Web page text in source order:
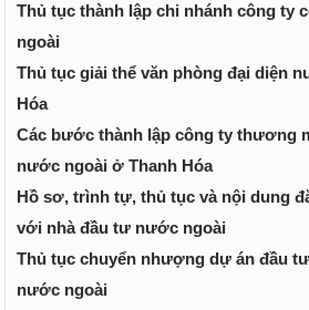
Thủ tục thành lập chi nhánh công ty
ngoài
Thủ tục giải thể văn phòng đại diện
Hóa
Các bước thành lập công ty thương
nước ngoài ở Thanh Hóa
Hồ sơ, trình tự, thủ tục và nội dung
với nhà đầu tư nước ngoài
Thủ tục chuyển nhượng dự án đầu
nước ngoài